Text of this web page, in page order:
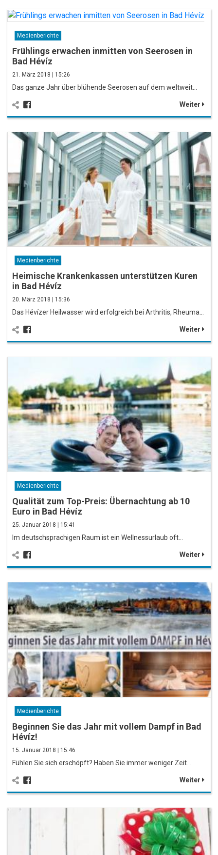
Medienberichte
Frühlings erwachen inmitten von Seerosen in
Bad Hévíz
21. März 2018 | 15:26
Das ganze Jahr über blühende Seerosen auf dem weltweit…
Weiter
Medienberichte
Heimische Krankenkassen unterstützen Kuren
in Bad Hévíz
20. März 2018 | 15:36
Das Hévízer Heilwasser wird erfolgreich bei Arthritis, Rheuma…
Weiter
Medienberichte
Qualität zum Top-Preis: Übernachtung ab 10
Euro in Bad Hévíz
25. Januar 2018 | 15:41
Im deutschsprachigen Raum ist ein Wellnessurlaub oft…
Weiter
Medienberichte
Beginnen Sie das Jahr mit vollem Dampf in Bad
Hévíz!
15. Januar 2018 | 15:46
Fühlen Sie sich erschöpft? Haben Sie immer weniger Zeit…
Weiter